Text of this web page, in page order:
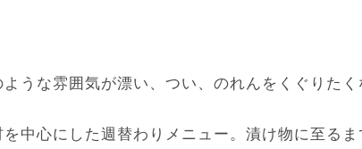
うな雰囲気が漂い、つい、のれんをくぐりたく
中心にした週替わりメニュー。漬け物に至るま